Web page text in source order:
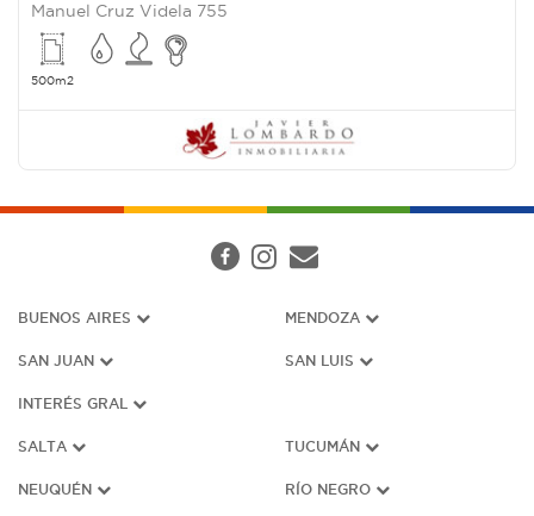
Manuel Cruz Videla 755
500m2
BUENOS AIRES MENDOZA
SAN JUAN SAN LUIS
INTERÉS GRAL
SALTA TUCUMÁN
NEUQUÉN RÍO NEGRO